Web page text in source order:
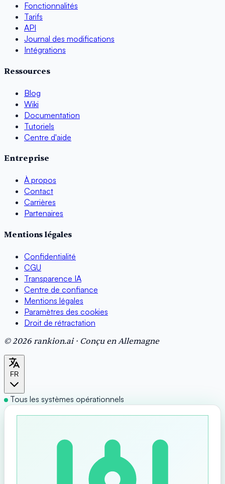
Fonctionnalités
Tarifs
API
Journal des modifications
Intégrations
Ressources
Blog
Wiki
Documentation
Tutoriels
Centre d'aide
Entreprise
À propos
Contact
Carrières
Partenaires
Mentions légales
Confidentialité
CGU
Transparence IA
Centre de confiance
Mentions légales
Paramètres des cookies
Droit de rétractation
© 2026 rankion.ai · Conçu en Allemagne
FR
Tous les systèmes opérationnels